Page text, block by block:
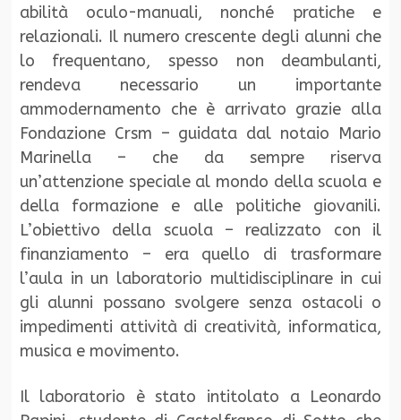
abilità oculo-manuali, nonché pratiche e
relazionali. Il numero crescente degli alunni che
lo frequentano, spesso non deambulanti,
rendeva necessario un importante
ammodernamento che è arrivato grazie alla
Fondazione Crsm – guidata dal notaio Mario
Marinella – che da sempre riserva
un’attenzione speciale al mondo della scuola e
della formazione e alle politiche giovanili.
L’obiettivo della scuola – realizzato con il
finanziamento – era quello di trasformare
l’aula in un laboratorio multidisciplinare in cui
gli alunni possano svolgere senza ostacoli o
impedimenti attività di creatività, informatica,
musica e movimento.
Il laboratorio è stato intitolato a Leonardo